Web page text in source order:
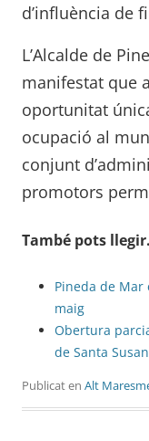
d’influència de
L’Alcalde de
manifestat que
oportunitat
ocupació al
conjunt
promotors
També pots
Pineda de Mar
maig
Obertura
de Santa
Publicat en Alt